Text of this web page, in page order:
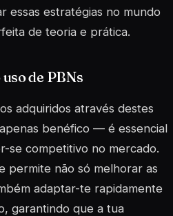
essas estratégias no mundo
de teoria e prática.
de PBNs
adquiridos através destes
benéfico — é essencial
se competitivo no mercado.
permite não só melhorar as
adaptar-te rapidamente
garantindo que a tua